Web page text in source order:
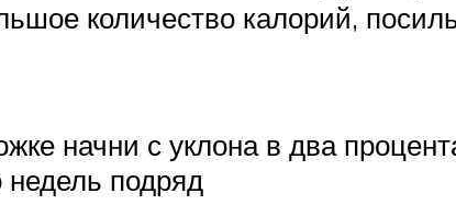
количество калорий,
начни с уклона в два
недель подряд